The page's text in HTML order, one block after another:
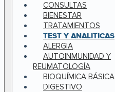
CONSULTAS
BIENESTAR
TRATAMIENTOS
TEST Y ANALITICAS
ALERGIA
AUTOINMUNIDAD Y
REUMATOLOGÍA
BIOQUÍMICA BÁSICA
DIGESTIVO